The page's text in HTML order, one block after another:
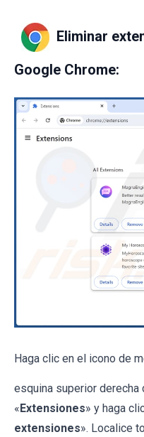
Eliminar
Google Chrome:
Haga clic en el icono de
esquina superior derecha
«Extensiones» y haga
extensiones». Localice